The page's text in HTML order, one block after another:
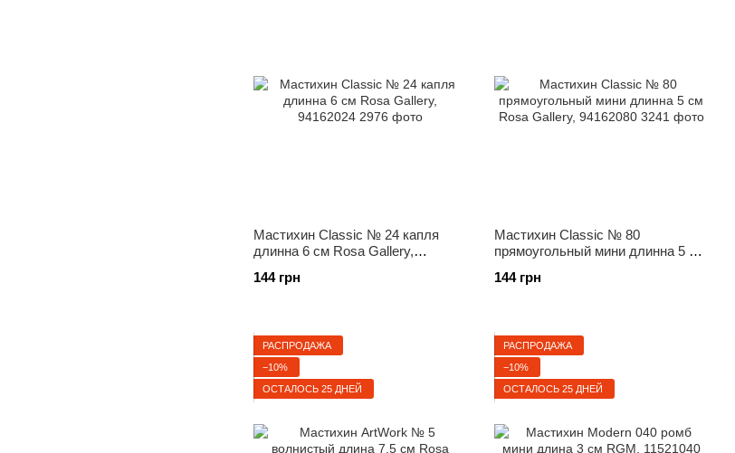
Мастихин Classic № 24 капля
длинна 6 см Rosa Gallery,
144 грн
Мастихин Classic № 80
прямоугольный мини длинна 5 см
144 грн
РАСПРОДАЖА
−10%
ОСТАЛОСЬ 25 ДНЕЙ
РАСПРОДАЖА
−10%
ОСТАЛОСЬ 25 ДНЕЙ